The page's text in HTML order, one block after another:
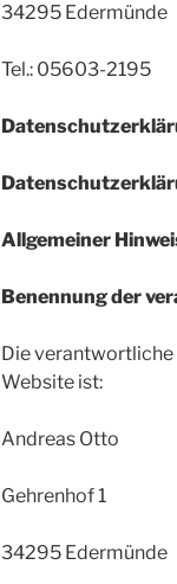
34295 Edermünde
Tel.: 05603-2195
Allgemeiner
Benennung der
Die
Website ist:
Andreas Otto
Gehrenhof 1
34295 Edermünde